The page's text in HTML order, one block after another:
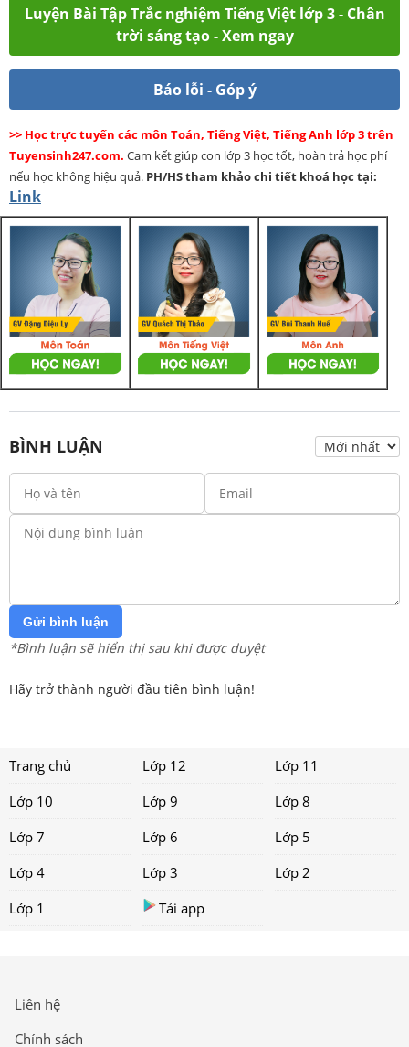
Luyện Bài Tập Trắc nghiệm Tiếng Việt lớp 3 - Chân
trời sáng tạo - Xem ngay
Báo lỗi - Góp ý
>> Học trực tuyến các môn Toán, Tiếng Việt, Tiếng Anh lớp 3 trên
Tuyensinh247.com. Cam kết giúp con lớp 3 học tốt, hoàn trả học phí
nếu học không hiệu quả. PH/HStham khảo chi tiết khoá học tại:
Link
BÌNH LUẬN
Gửi bình luận
*Bình luận sẽ hiển thị sau khi được duyệt
Hãy trở thành người đầu tiên bình luận!
Trang chủ Lớp 12
Lớp 11
Lớp 10
Lớp 9
Lớp 8
Lớp 7
Lớp 6
Lớp 5
Lớp 4
Lớp 3
Lớp 2
Lớp 1
Tải app
Liên hệ
Chính sách